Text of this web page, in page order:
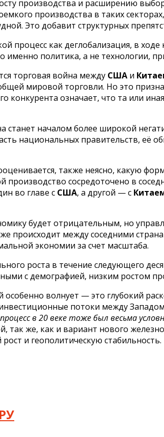
производства и расширению
производства в таких
Это добавит структурных
процесс как деглобализация, в
политика, а не технологии,
торговая война между США и
мировой торговли. Но это
конкурента означает, что та или
станет началом более широкой
национальных правительств, её
также неясно, какую
производство сосредоточено в
во главе с США, а другой — с
будет отрицательным, но
происходит между соседними
экономии за счет масштаба.
роста в течение следующего
с демографией, низким ростом
волнует — это глубокий
потоки между
в 20 веке тоже был весьма
так же, как и вариант нового
и геополитическую стабильность.